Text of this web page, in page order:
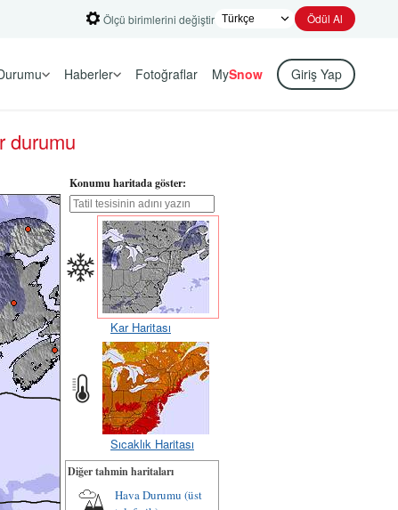
Ölçü birimlerini değiştir Ödül Al
Haberler Fotoğraflar MySnow Giriş Yap
durumu
Konumu haritada göster:
Kar Haritası
Sıcaklık Haritası
Diğer tahmin haritaları
Hava Durumu (üst